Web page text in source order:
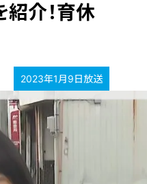
介！育休
2023年1月9日放送